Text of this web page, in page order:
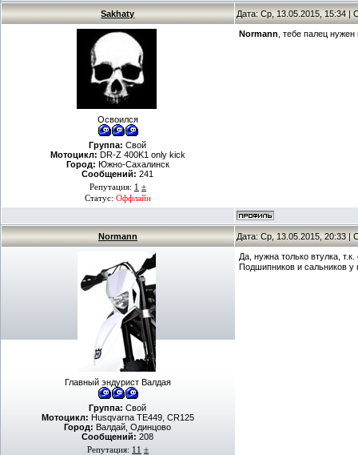
Sakhaty Дата: Ср, 13.05.2015, 15:34 |
Освоился
Группа: Свой
Мотоцикл: DR-Z 400K1 only kick
Город: Южно-Сахалинск
Сообщений: 241
Репутация: 1 ±
Статус: Оффлайн
Normann , тебе палец
Normann Дата: Ср, 13.05.2015, 20:33 |
Главный эндурист Валдая
Группа: Свой
Мотоцикл: Husqvarna TE449, СR125
Город: Валдай, Одинцово
Сообщений: 208
Репутация: 11 ±
Да, нужна только втулка,
Подшипников и сальников у